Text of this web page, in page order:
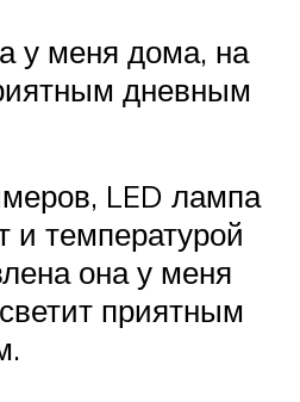
у меня дома, на
дневным
LED лампа
температурой
она у меня
приятным